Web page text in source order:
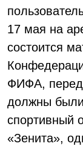
17 мая на
состоится
ФИФА, перед
должны были
спортивный
«Зенита»,